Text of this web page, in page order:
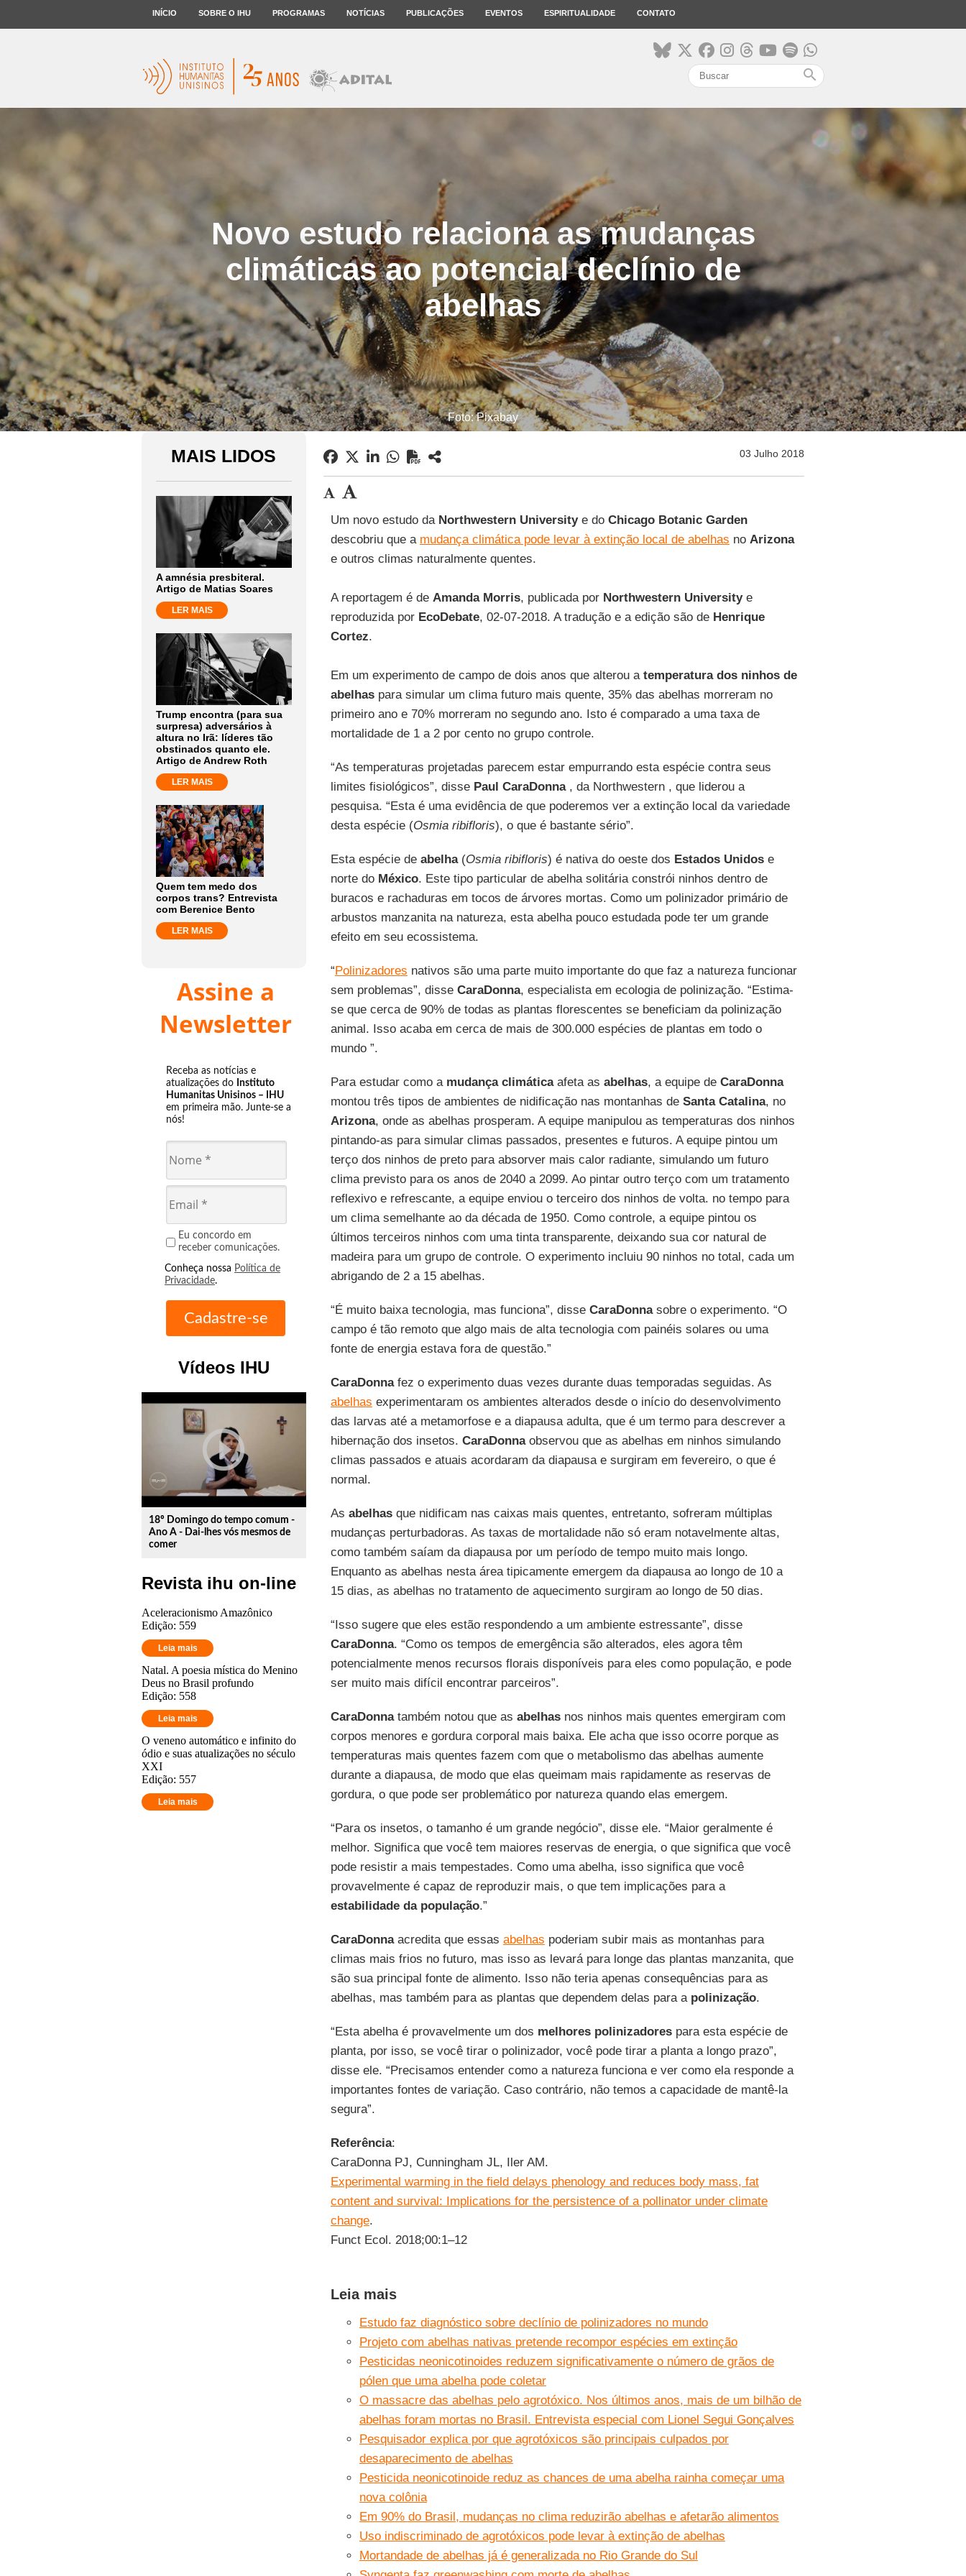
INÍCIO SOBRE O IHU PROGRAMAS NOTÍCIAS PUBLICAÇÕES EVENTOS ESPIRITUALIDADE CONTATO
search
Novo estudo relaciona as mudanças
climáticas ao potencial declínio de
abelhas
Foto: Pixabay
MAIS LIDOS
A amnésia presbiteral.
Artigo de Matias Soares
LER MAIS
Trump encontra (para sua
surpresa) adversários à
altura no Irã: líderes tão
obstinados quanto ele.
Artigo de Andrew Roth
LER MAIS
Quem tem medo dos
corpos trans? Entrevista
com Berenice Bento
LER MAIS
Assine a
Newsletter
Receba as notícias e
atualizações do Instituto
Humanitas Unisinos – IHU
em primeira mão. Junte-se a
nós!
Eu concordo em
receber comunicações.
Conheça nossa Política de
Privacidade.
Vídeos IHU
play_circle_outline
18º Domingo do tempo comum -
Ano A - Dai-lhes vós mesmos de
comer
Revista ihu on-line
Aceleracionismo Amazônico
Edição: 559
Leia mais
Natal. A poesia mística do Menino
Deus no Brasil profundo
Edição: 558
Leia mais
O veneno automático e infinito do
ódio e suas atualizações no século
XXI
Edição: 557
Leia mais
03 Julho 2018
Um novo estudo da Northwestern Universitye doChicago Botanic Garden
descobriu que a mudança climática pode levar à extinção local de abelhas no Arizona
e outros climas naturalmente quentes.
A reportagem é de Amanda Morris, publicada por Northwestern Universitye
reproduzida por EcoDebate, 02-07-2018. A tradução e a edição são de Henrique
Cortez.
Em um experimento de campo de dois anos que alterou a temperatura dos ninhos de
abelhaspara simular um clima futuro mais quente, 35% das abelhas morreram no
primeiro ano e 70% morreram no segundo ano. Isto é comparado a uma taxa de
mortalidade de 1 a 2 por cento no grupo controle.
“As temperaturas projetadas parecem estar empurrando esta espécie contra seus
limites fisiológicos”, disse Paul CaraDonna, da Northwestern , que liderou a
pesquisa. “Esta é uma evidência de que poderemos ver a extinção local da variedade
desta espécie (Osmia ribifloris), o que é bastante sério”.
Esta espécie de abelha(Osmia ribifloris) é nativa do oeste dos Estados Unidose
norte do México. Este tipo particular de abelha solitária constrói ninhos dentro de
buracos e rachaduras em tocos de árvores mortas. Como um polinizador primário de
arbustos manzanita na natureza, esta abelha pouco estudada pode ter um grande
efeito em seu ecossistema.
“Polinizadores nativos são uma parte muito importante do que faz a natureza funcionar
sem problemas”, disse CaraDonna, especialista em ecologia de polinização. “Estima-
se que cerca de 90% de todas as plantas florescentes se beneficiam da polinização
animal. Isso acaba em cerca de mais de 300.000 espécies de plantas em todo o
mundo ”.
Para estudar como a mudança climáticaafeta as abelhas, a equipe de CaraDonna
montou três tipos de ambientes de nidificação nas montanhas de Santa Catalina, no
Arizona, onde as abelhas prosperam. A equipe manipulou as temperaturas dos ninhos
pintando-as para simular climas passados, presentes e futuros. A equipe pintou um
terço dos ninhos de preto para absorver mais calor radiante, simulando um futuro
clima previsto para os anos de 2040 a 2099. Ao pintar outro terço com um tratamento
reflexivo e refrescante, a equipe enviou o terceiro dos ninhos de volta. no tempo para
um clima semelhante ao da década de 1950. Como controle, a equipe pintou os
últimos terceiros ninhos com uma tinta transparente, deixando sua cor natural de
madeira para um grupo de controle. O experimento incluiu 90 ninhos no total, cada um
abrigando de 2 a 15 abelhas.
“É muito baixa tecnologia, mas funciona”, disse CaraDonnasobre o experimento. “O
campo é tão remoto que algo mais de alta tecnologia com painéis solares ou uma
fonte de energia estava fora de questão.”
CaraDonnafez o experimento duas vezes durante duas temporadas seguidas. As
abelhas experimentaram os ambientes alterados desde o início do desenvolvimento
das larvas até a metamorfose e a diapausa adulta, que é um termo para descrever a
hibernação dos insetos. CaraDonnaobservou que as abelhas em ninhos simulando
climas passados e atuais acordaram da diapausa e surgiram em fevereiro, o que é
normal.
As abelhasque nidificam nas caixas mais quentes, entretanto, sofreram múltiplas
mudanças perturbadoras. As taxas de mortalidade não só eram notavelmente altas,
como também saíam da diapausa por um período de tempo muito mais longo.
Enquanto as abelhas nesta área tipicamente emergem da diapausa ao longo de 10 a
15 dias, as abelhas no tratamento de aquecimento surgiram ao longo de 50 dias.
“Isso sugere que eles estão respondendo a um ambiente estressante”, disse
CaraDonna. “Como os tempos de emergência são alterados, eles agora têm
potencialmente menos recursos florais disponíveis para eles como população, e pode
ser muito mais difícil encontrar parceiros”.
CaraDonnatambém notou que as abelhasnos ninhos mais quentes emergiram com
corpos menores e gordura corporal mais baixa. Ele acha que isso ocorre porque as
temperaturas mais quentes fazem com que o metabolismo das abelhas aumente
durante a diapausa, de modo que elas queimam mais rapidamente as reservas de
gordura, o que pode ser problemático por natureza quando elas emergem.
“Para os insetos, o tamanho é um grande negócio”, disse ele. “Maior geralmente é
melhor. Significa que você tem maiores reservas de energia, o que significa que você
pode resistir a mais tempestades. Como uma abelha, isso significa que você
provavelmente é capaz de reproduzir mais, o que tem implicações para a
estabilidade da população.”
CaraDonnaacredita que essas abelhas poderiam subir mais as montanhas para
climas mais frios no futuro, mas isso as levará para longe das plantas manzanita, que
são sua principal fonte de alimento. Isso não teria apenas consequências para as
abelhas, mas também para as plantas que dependem delas para a polinização.
“Esta abelha é provavelmente um dos melhores polinizadorespara esta espécie de
planta, por isso, se você tirar o polinizador, você pode tirar a planta a longo prazo”,
disse ele. “Precisamos entender como a natureza funciona e ver como ela responde a
importantes fontes de variação. Caso contrário, não temos a capacidade de mantê-la
segura”.
Referência:
CaraDonna PJ, Cunningham JL, Iler AM.
Experimental warming in the field delays phenology and reduces body mass, fat
content and survival: Implications for the persistence of a pollinator under climate
change.
Funct Ecol. 2018;00:1–12
Leia mais
Estudo faz diagnóstico sobre declínio de polinizadores no mundo
Projeto com abelhas nativas pretende recompor espécies em extinção
Pesticidas neonicotinoides reduzem significativamente o número de grãos de
pólen que uma abelha pode coletar
O massacre das abelhas pelo agrotóxico. Nos últimos anos, mais de um bilhão de
abelhas foram mortas no Brasil. Entrevista especial com Lionel Segui Gonçalves
Pesquisador explica por que agrotóxicos são principais culpados por
desaparecimento de abelhas
Pesticida neonicotinoide reduz as chances de uma abelha rainha começar uma
nova colônia
Em 90% do Brasil, mudanças no clima reduzirão abelhas e afetarão alimentos
Uso indiscriminado de agrotóxicos pode levar à extinção de abelhas
Mortandade de abelhas já é generalizada no Rio Grande do Sul